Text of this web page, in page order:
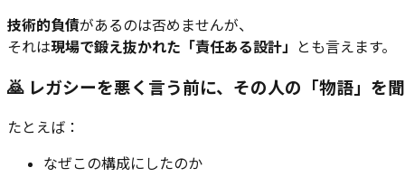
技術的負債があるのは否めませんが、
それは現場で鍛え抜かれた「責任ある設計」 とも言えます。
🙇 レガシーを悪く言う前に、その人の「物語」を
たとえば：
なぜこの構成にしたのか